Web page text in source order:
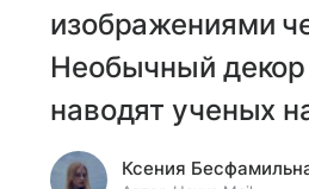
изображениями
Необычный декор
наводят ученых
Ксения